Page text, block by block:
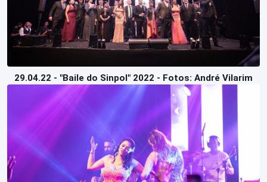
29.04.22 - "Baile do Sinpol" 2022 - Fotos: André Vilarim